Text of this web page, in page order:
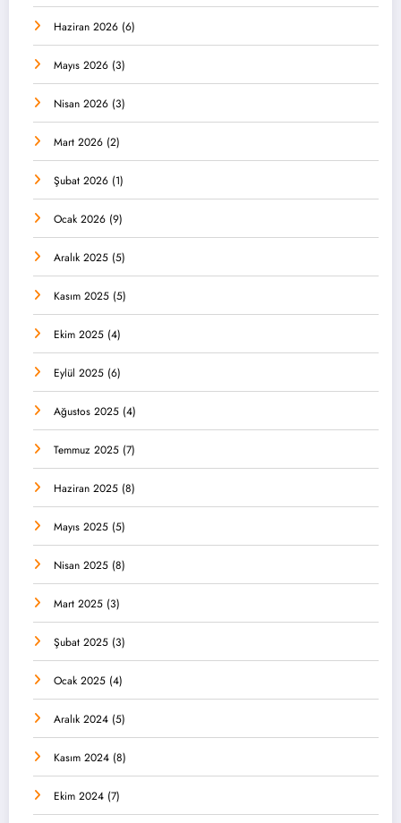
Haziran 2026 (6)
Mayıs 2026 (3)
Nisan 2026 (3)
Mart 2026 (2)
Şubat 2026 (1)
Ocak 2026 (9)
Aralık 2025 (5)
Kasım 2025 (5)
Ekim 2025 (4)
Eylül 2025 (6)
Ağustos 2025 (4)
Temmuz 2025 (7)
Haziran 2025 (8)
Mayıs 2025 (5)
Nisan 2025 (8)
Mart 2025 (3)
Şubat 2025 (3)
Ocak 2025 (4)
Aralık 2024 (5)
Kasım 2024 (8)
Ekim 2024 (7)